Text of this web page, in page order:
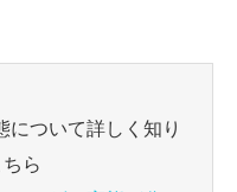
について詳しく知り
ら